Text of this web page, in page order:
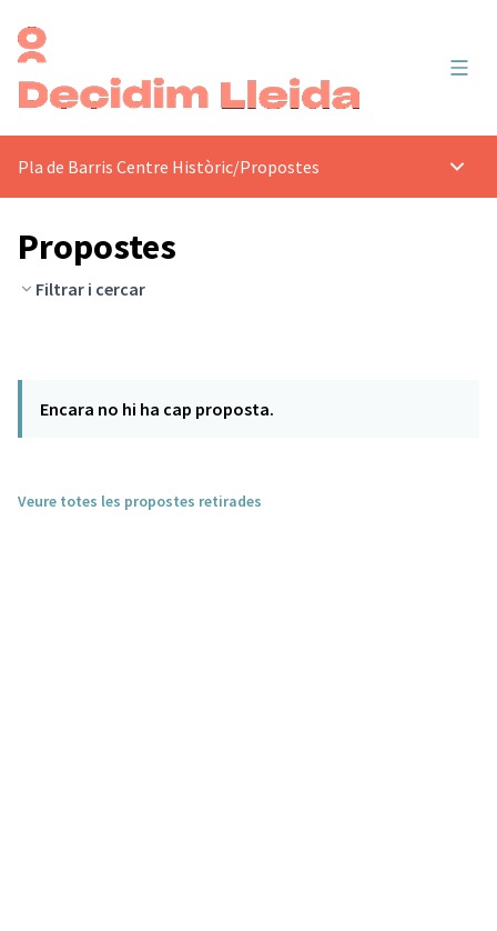
Pla de Barris Centre Històric/Propostes
Propostes
Filtrar i cercar
Encara no hi ha cap proposta.
Veure totes les propostes retirades